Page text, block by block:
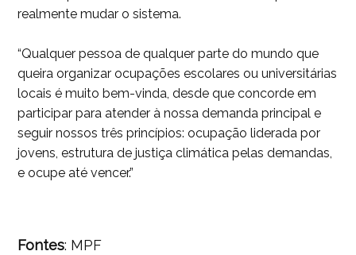
realmente mudar o sistema.
“Qualquer pessoa de qualquer parte do mundo que
queira organizar ocupações escolares ou universitárias
locais é muito bem-vinda, desde que concorde em
participar para atender à nossa demanda principal e
seguir nossos três princípios: ocupação liderada por
jovens, estrutura de justiça climática pelas demandas,
e ocupe até vencer.”
Fontes: MPF